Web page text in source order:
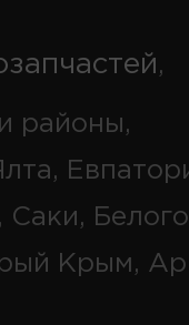
,
районы,
Крым,